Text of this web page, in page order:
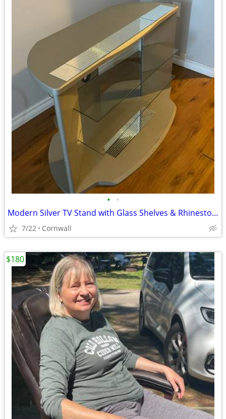
• •
Modern Silver TV Stand with Glass Shelves & Rhinestone Accents
7/22 Cornwall
$180